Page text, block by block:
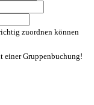
zuordnen können
einer Gruppenbuchung!